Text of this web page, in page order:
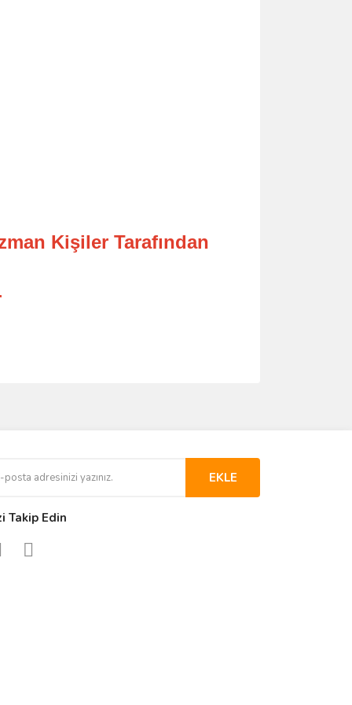
Kişiler Tarafından
EKLE
Takip Edin